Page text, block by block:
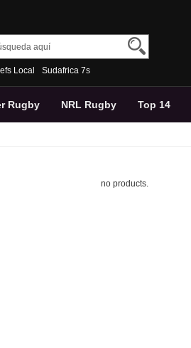
Local Sudafrica 7s
Rugby NRL Rugby Top 14
no products.